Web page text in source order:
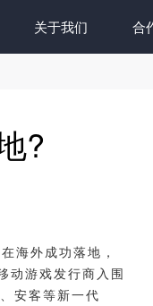
关于我们 合
?
海外成功落地，
动游戏发行商入围
安客等新一代